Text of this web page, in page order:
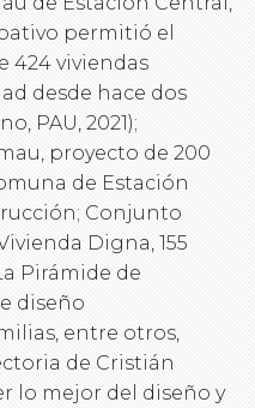
permitió el
424 viviendas
desde hace dos
PAU, 2021);
proyecto de 200
de Estación
Conjunto
Digna, 155
Pirámide de
diseño
entre otros,
de Cristián
lo mejor del diseño y